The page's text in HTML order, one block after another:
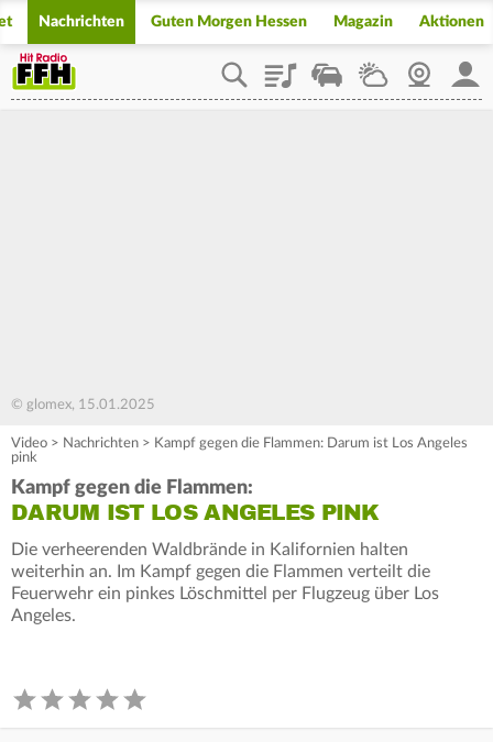
Nachrichten Guten Morgen Hessen Magazin Aktionen
PlaylistStaupilotWetterWebcam
© glomex, 15.01.2025
Video > Nachrichten > Kampf gegen die Flammen: Darum ist Los Angeles
pink
Kampf gegen die Flammen:
DARUM IST LOS ANGELES PINK
Die verheerenden Waldbrände in Kalifornien halten
weiterhin an. Im Kampf gegen die Flammen verteilt die
Feuerwehr ein pinkes Löschmittel per Flugzeug über Los
Angeles.